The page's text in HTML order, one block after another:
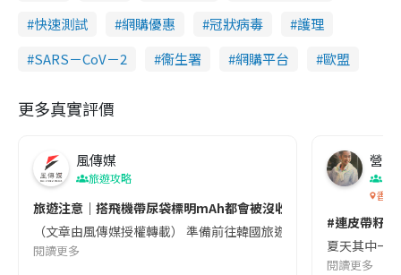
快速測試
網購優惠 冠狀病毒
護理
SARS－CoV－2
衞生署 網購平台 歐盟
更多真實評價
風傳媒
旅遊攻略
旅遊注意｜搭飛機帶尿袋標明mAh都會被沒收😱出發前切記檢查
（文章由風傳媒授權轉載） 準備前往韓國旅遊的民眾，近期要
閱讀更多
營養
香港
#連皮帶籽
夏天其中一
閱讀更多